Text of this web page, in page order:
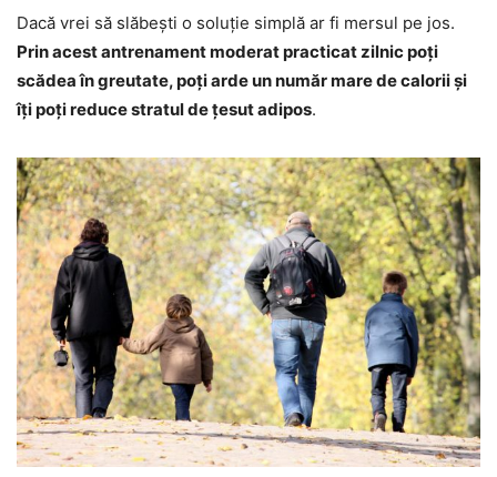
Dacă vrei să slăbești o soluție simplă ar fi mersul pe jos.
Prin acest antrenament moderat practicat zilnic poți
scădea în greutate, poți arde un număr mare de calorii și
îți poți reduce stratul de țesut adipos.